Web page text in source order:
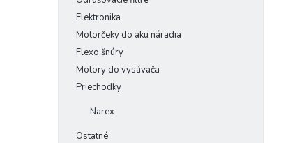
Elektronika
Motorčeky do aku náradia
Flexo šnúry
Motory do vysávača
Priechodky
Narex
Ostatné